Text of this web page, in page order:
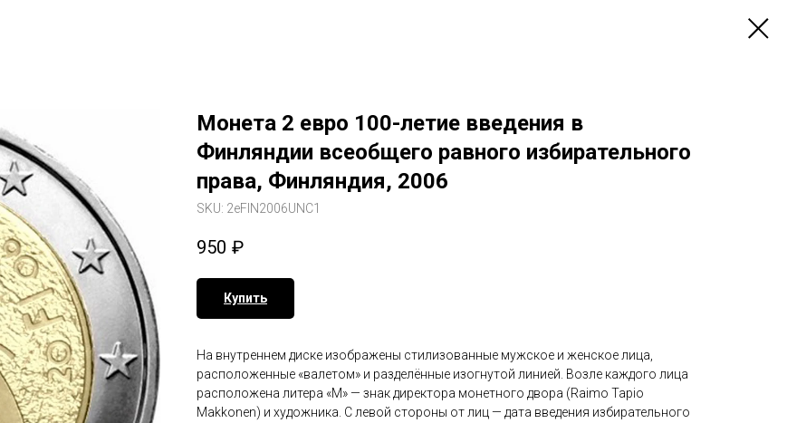
Монета 2 евро 100-летие введения в
Финляндии всеобщего равного избирательного
права, Финляндия, 2006
SKU: 2eFIN2006UNC1
950 ₽
Купить
На внутреннем диске изображены стилизованные мужское и женское лица,
расположенные «валетом» и разделённые изогнутой линией. Возле каждого лица
расположена литера «M» — знак директора монетного двора (Raimo Tapio
Makkonen) и художника. С левой стороны от лиц — дата введения избирательного